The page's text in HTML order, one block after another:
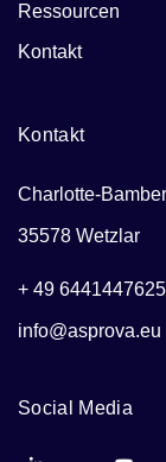
Ressourcen
Kontakt
Kontakt
Charlotte-
35578 Wetzlar
+ 49
info@asprova.eu
Social Media